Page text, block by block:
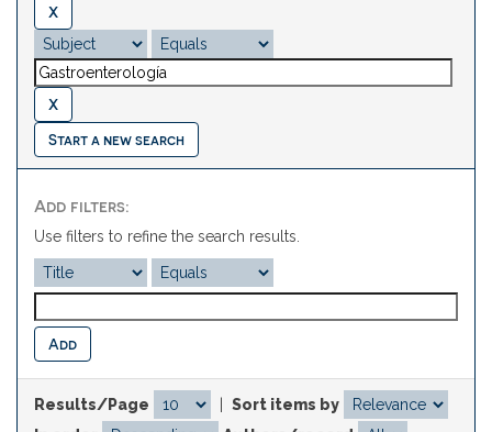
Start a new search
Add filters:
Use filters to refine the search results.
Results/Page
Sort items by